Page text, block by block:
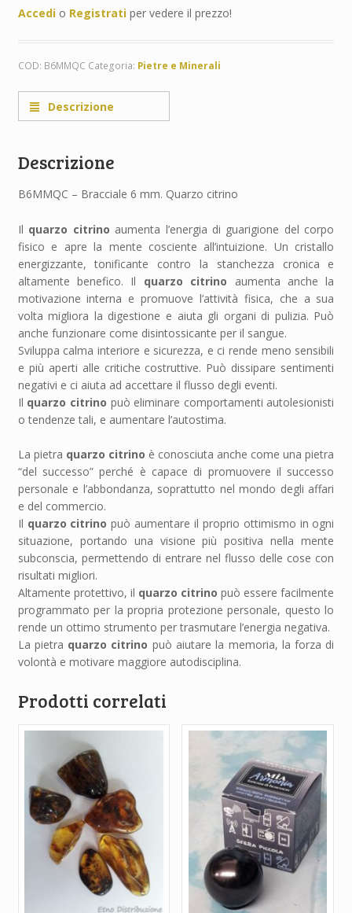
Accedio Registratiper vedere il prezzo!
COD: B6MMQC Categoria: Pietre e Minerali
Descrizione
Descrizione
B6MMQC – Bracciale 6 mm. Quarzo citrino
Il quarzo citrino aumenta l’energia di guarigione del corpo
fisico e apre la mente cosciente all’intuizione. Un cristallo
energizzante, tonificante contro la stanchezza cronica e
altamente benefico. Il quarzo citrino aumenta anche la
motivazione interna e promuove l’attività fisica, che a sua
volta migliora la digestione e aiuta gli organi di pulizia. Può
anche funzionare come disintossicante per il sangue.
Sviluppa calma interiore e sicurezza, e ci rende meno sensibili
e più aperti alle critiche costruttive. Può dissipare sentimenti
negativi e ci aiuta ad accettare il flusso degli eventi.
Il quarzo citrino può eliminare comportamenti autolesionisti
o tendenze tali, e aumentare l’autostima.
La pietra quarzo citrino è conosciuta anche come una pietra
“del successo” perché è capace di promuovere il successo
personale e l’abbondanza, soprattutto nel mondo degli affari
e del commercio.
Il quarzo citrino può aumentare il proprio ottimismo in ogni
situazione, portando una visione più positiva nella mente
subconscia, permettendo di entrare nel flusso delle cose con
risultati migliori.
Altamente protettivo, il quarzo citrino può essere facilmente
programmato per la propria protezione personale, questo lo
rende un ottimo strumento per trasmutare l’energia negativa.
La pietra quarzo citrino può aiutare la memoria, la forza di
volontà e motivare maggiore autodisciplina.
Prodotti correlati